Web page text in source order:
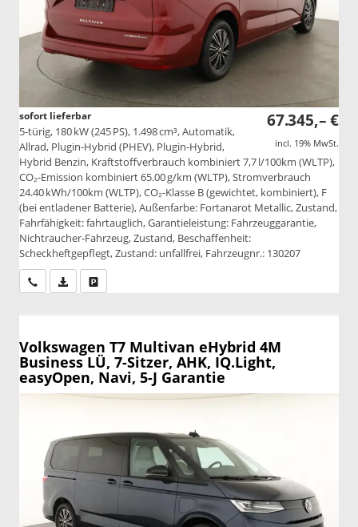
67.345,– €
incl. 19% MwSt.
sofort lieferbar
5-türig, 180 kW (245 PS), 1.498 cm³, Automatik,
Allrad, Plugin-Hybrid (PHEV), Plugin-Hybrid,
Hybrid Benzin, Kraftstoffverbrauch kombiniert 7,7 l/100km (WLTP),
CO₂-Emission kombiniert 65.00 g/km (WLTP), Stromverbrauch
24.40 kWh/100km (WLTP), CO₂-Klasse B (gewichtet, kombiniert), F
(bei entladener Batterie), Außenfarbe: Fortanarot Metallic, Zustand,
Fahrfähigkeit: fahrtauglich, Garantieleistung: Fahrzeuggarantie,
Nichtraucher-Fahrzeug, Zustand, Beschaffenheit:
Scheckheftgepflegt, Zustand: unfallfrei, Fahrzeugnr.: 130207
Wir rufen Sie anPDF-Datei, Fahrzeugexposé drucken
Volkswagen T7 Multivan eHybrid 4M
Business LÜ, 7-Sitzer, AHK, IQ.Light,
easyOpen, Navi, 5-J Garantie